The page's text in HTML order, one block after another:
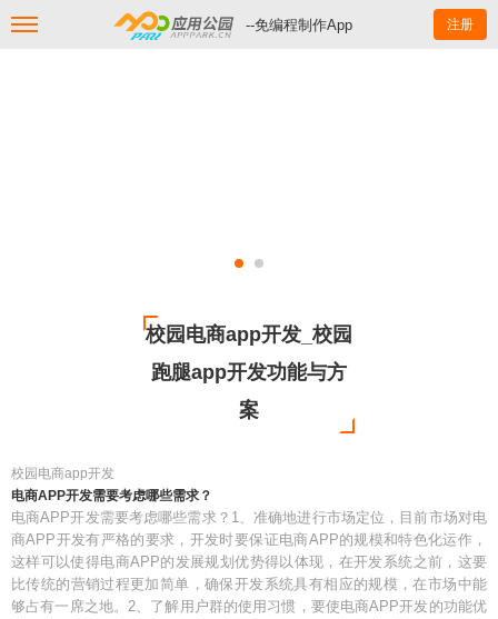
--免编程制作App 注册
校园电商app开发_校园
跑腿app开发功能与方
案
校园电商app开发
电商APP开发需要考虑哪些需求？
电商APP开发需要考虑哪些需求？1、准确地进行市场定位，目前市场对电
商APP开发有严格的要求，开发时要保证电商APP的规模和特色化运作，
这样可以使得电商APP的发展规划优势得以体现，在开发系统之前，这要
比传统的营销过程更加简单，确保开发系统具有相应的规模，在市场中能
够占有一席之地。2、了解用户群的使用习惯，要使电商APP开发的功能优